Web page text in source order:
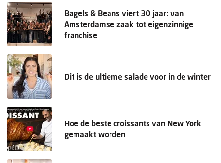
Bagels & Beans viert 30 jaar: van
Amsterdamse zaak tot eigenzinnige
franchise
Dit is de ultieme salade voor in de winter
Hoe de beste croissants van New York
gemaakt worden